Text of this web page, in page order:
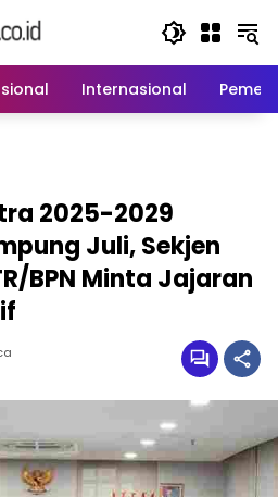
Internasional
2025-2029
Juli, Sekjen
BPN Minta Jajaran